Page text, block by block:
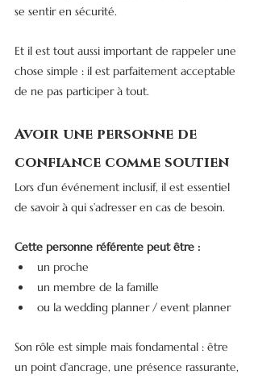
se sentir en sécurité.
Et il est tout aussi important de rappeler une
chose simple : il est parfaitement acceptable
de ne pas participer à tout.
Avoir une personne de
confiance comme soutien
Lors d’un événement inclusif, il est essentiel
de savoir à qui s’adresser en cas de besoin.
Cette personne référente peut être :
un proche
un membre de la famille
ou la wedding planner / event planner
Son rôle est simple mais fondamental : être
un point d’ancrage, une présence rassurante,